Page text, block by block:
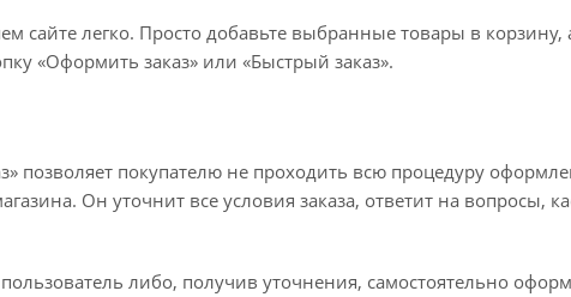
сайте легко. Просто добавьте выбранные товары в
«Оформить заказ» или «Быстрый заказ».
позволяет покупателю не проходить всю процедуру
Он уточнит все условия заказа, ответит на вопросы,
либо, получив уточнения, самостоятельно